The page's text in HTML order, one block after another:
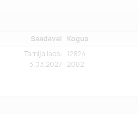
Saadaval Kogus
Tarnija laos:
3.03.2027
12824
2002